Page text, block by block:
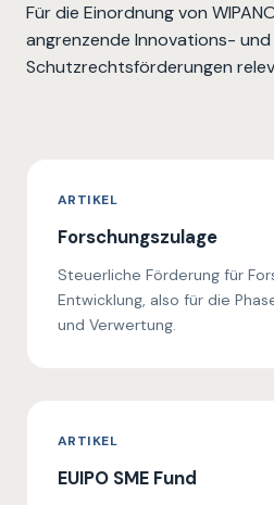
Für die Einordnung von
angrenzende Innovations- und
Schutzrechtsförderungen
ARTIKEL
Forschungszulage
Steuerliche Förderung für
Entwicklung, also für die
und Verwertung.
ARTIKEL
EUIPO SME Fund